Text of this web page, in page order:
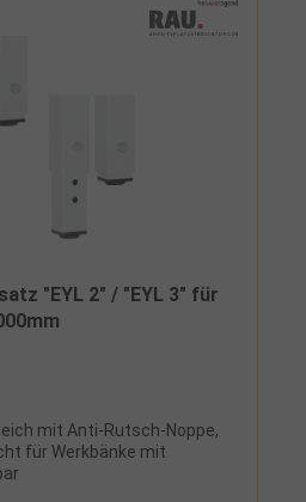
"EYL 2" / "EYL 3" für
mit Anti-Rutsch-Noppe,
für Werkbänke mit